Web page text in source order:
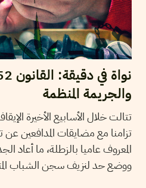
والجريمة المنظمة
تزامنا مع مضايقات المدافعين عن
المعروف عاميا بالزطلة، ما أعاد
ووضع حد لنزيف سجن الشباب